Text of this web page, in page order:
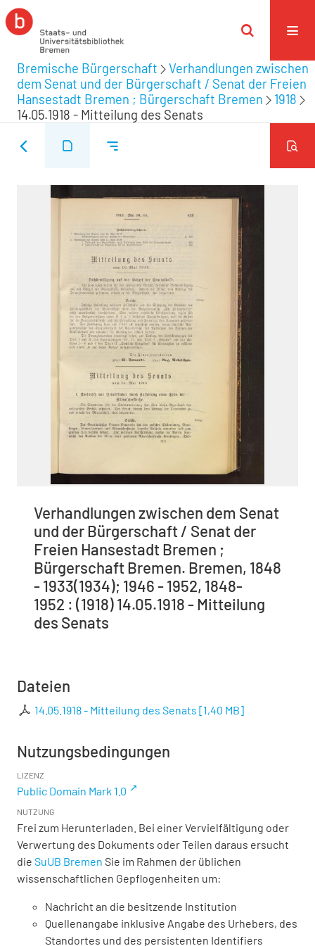
Bremische Bürgerschaft
Verhandlungen zwischen
dem Senat und der Bürgerschaft / Senat der Freien
Hansestadt Bremen ; Bürgerschaft Bremen
1918
14.05.1918 - Mitteilung des Senats
Verhandlungen zwischen dem Senat
und der Bürgerschaft / Senat der
Freien Hansestadt Bremen ;
Bürgerschaft Bremen. Bremen, 1848
- 1933(1934); 1946 - 1952, 1848-
1952 : (1918) 14.05.1918 - Mitteilung
des Senats
Dateien
14.05.1918 - Mitteilung des Senats [1,40 MB]
Nutzungsbedingungen
LIZENZ
Public Domain Mark 1.0
NUTZUNG
Frei zum Herunterladen. Bei einer Vervielfältigung oder
Verwertung des Dokuments oder Teilen daraus ersucht
die SuUB Bremen Sie im Rahmen der üblichen
wissenschaftlichen Gepflogenheiten um:
Nachricht an die besitzende Institution
Quellenangabe inklusive Angabe des Urhebers, des
Standortes und des persistenten Identifiers